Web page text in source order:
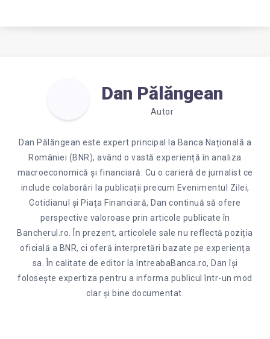
Dan Pălăngean
Autor
Dan Pălăngean este expert principal la Banca Națională a
României (BNR), având o vastă experiență în analiza
macroeconomică și financiară. Cu o carieră de jurnalist ce
include colaborări la publicații precum Evenimentul Zilei,
Cotidianul și Piața Financiară, Dan continuă să ofere
perspective valoroase prin articole publicate în
Bancherul.ro. În prezent, articolele sale nu reflectă poziția
oficială a BNR, ci oferă interpretări bazate pe experiența
sa. În calitate de editor la IntreabaBanca.ro, Dan își
folosește expertiza pentru a informa publicul într-un mod
clar și bine documentat.